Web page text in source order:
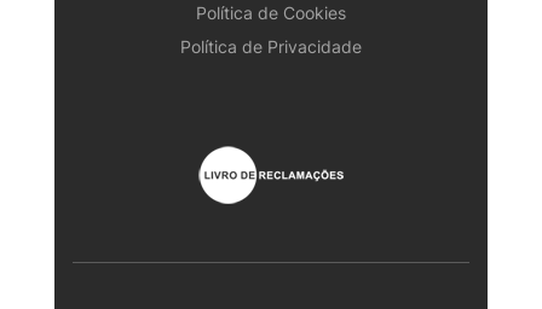
Política de Cookies
Política de Privacidade